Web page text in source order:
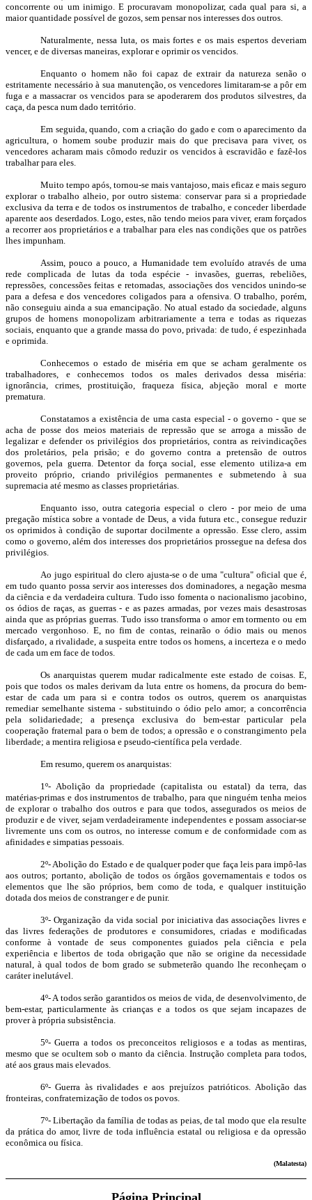
concorrente ou um inimigo. E procuravam monopolizar, cada qual para si, a
maior quantidade possível de gozos, sem pensar nos interesses dos outros.
Naturalmente, nessa luta, os mais fortes e os mais espertos deveriam
vencer, e de diversas maneiras, explorar e oprimir os vencidos.
Enquanto o homem não foi capaz de extrair da natureza senão o
estritamente necessário à sua manutenção, os vencedores limitaram-se a pôr em
fuga e a massacrar os vencidos para se apoderarem dos produtos silvestres, da
caça, da pesca num dado território.
Em seguida, quando, com a criação do gado e com o aparecimento da
agricultura, o homem soube produzir mais do que precisava para viver, os
vencedores acharam mais cômodo reduzir os vencidos à escravidão e fazê-los
trabalhar para eles.
Muito tempo após, tornou-se mais vantajoso, mais eficaz e mais seguro
explorar o trabalho alheio, por outro sistema: conservar para si a propriedade
exclusiva da terra e de todos os instrumentos de trabalho, e conceder liberdade
aparente aos deserdados. Logo, estes, não tendo meios para viver, eram forçados
a recorrer aos proprietários e a trabalhar para eles nas condições que os patrões
lhes impunham.
Assim, pouco a pouco, a Humanidade tem evoluído através de uma
rede complicada de lutas da toda espécie - invasões, guerras, rebeliões,
repressões, concessões feitas e retomadas, associações dos vencidos unindo-se
para a defesa e dos vencedores coligados para a ofensiva. O trabalho, porém,
não conseguiu ainda a sua emancipação. No atual estado da sociedade, alguns
grupos de homens monopolizam arbitrariamente a terra e todas as riquezas
sociais, enquanto que a grande massa do povo, privada: de tudo, é espezinhada
e oprimida.
Conhecemos o estado de miséria em que se acham geralmente os
trabalhadores, e conhecemos todos os males derivados dessa miséria:
ignorância, crimes, prostituição, fraqueza física, abjeção moral e morte
prematura.
Constatamos a existência de uma casta especial - o governo - que se
acha de posse dos meios materiais de repressão que se arroga a missão de
legalizar e defender os privilégios dos proprietários, contra as reivindicações
dos proletários, pela prisão; e do governo contra a pretensão de outros
governos, pela guerra. Detentor da força social, esse elemento utiliza-a em
proveito próprio, criando privilégios permanentes e submetendo à sua
supremacia até mesmo as classes proprietárias.
Enquanto isso, outra categoria especial o clero - por meio de uma
pregação mística sobre a vontade de Deus, a vida futura etc., consegue reduzir
os oprimidos à condição de suportar docilmente a opressão. Esse clero, assim
como o governo, além dos interesses dos proprietários prossegue na defesa dos
privilégios.
Ao jugo espiritual do clero ajusta-se o de uma "cultura" oficial que é,
em tudo quanto possa servir aos interesses dos dominadores, a negação mesma
da ciência e da verdadeira cultura. Tudo isso fomenta o nacionalismo jacobino,
os ódios de raças, as guerras - e as pazes armadas, por vezes mais desastrosas
ainda que as próprias guerras. Tudo isso transforma o amor em tormento ou em
mercado vergonhoso. E, no fim de contas, reinarão o ódio mais ou menos
disfarçado, a rivalidade, a suspeita entre todos os homens, a incerteza e o medo
de cada um em face de todos.
Os anarquistas querem mudar radicalmente este estado de coisas. E,
pois que todos os males derivam da luta entre os homens, da procura do bem-
estar de cada um para si e contra todos os outros, querem os anarquistas
remediar semelhante sistema - substituindo o ódio pelo amor; a concorrência
pela solidariedade; a presença exclusiva do bem-estar particular pela
cooperação fraternal para o bem de todos; a opressão e o constrangimento pela
liberdade; a mentira religiosa e pseudo-científica pela verdade.
Em resumo, querem os anarquistas:
1º- Abolição da propriedade (capitalista ou estatal) da terra, das
matérias-primas e dos instrumentos de trabalho, para que ninguém tenha meios
de explorar o trabalho dos outros e para que todos, assegurados os meios de
produzir e de viver, sejam verdadeiramente independentes e possam associar-se
livremente uns com os outros, no interesse comum e de conformidade com as
afinidades e simpatias pessoais.
2º- Abolição do Estado e de qualquer poder que faça leis para impô-las
aos outros; portanto, abolição de todos os órgãos governamentais e todos os
elementos que lhe são próprios, bem como de toda, e qualquer instituição
dotada dos meios de constranger e de punir.
3º- Organização da vida social por iniciativa das associações livres e
das livres federações de produtores e consumidores, criadas e modificadas
conforme à vontade de seus componentes guiados pela ciência e pela
experiência e libertos de toda obrigação que não se origine da necessidade
natural, à qual todos de bom grado se submeterão quando lhe reconheçam o
caráter inelutável.
4º- A todos serão garantidos os meios de vida, de desenvolvimento, de
bem-estar, particularmente às crianças e a todos os que sejam incapazes de
prover à própria subsistência.
5º- Guerra a todos os preconceitos religiosos e a todas as mentiras,
mesmo que se ocultem sob o manto da ciência. Instrução completa para todos,
até aos graus mais elevados.
6º- Guerra às rivalidades e aos prejuízos patrióticos. Abolição das
fronteiras, confraternização de todos os povos.
7º- Libertação da família de todas as peias, de tal modo que ela resulte
da prática do amor, livre de toda influência estatal ou religiosa e da opressão
econômica ou física.
(Malatesta)
Página Principal